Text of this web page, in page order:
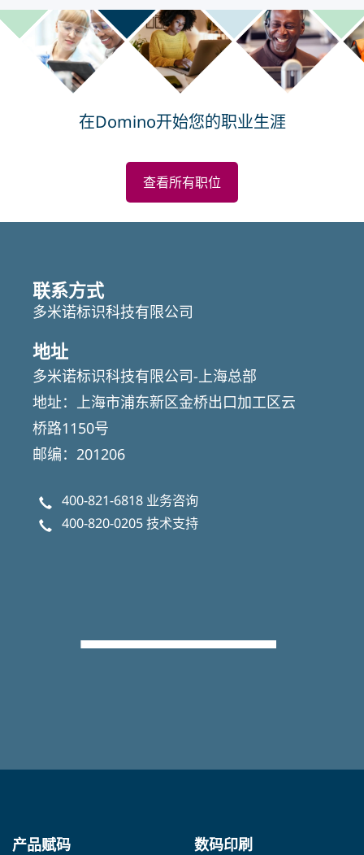
在Domino开始您的职业生涯
查看所有职位
联系方式
多米诺标识科技有限公司
地址
多米诺标识科技有限公司-上海总部
地址：上海市浦东新区金桥出口加工区云
桥路1150号
邮编：201206
400-821-6818 业务咨询
400-820-0205技术支持
产品赋码
数码印刷